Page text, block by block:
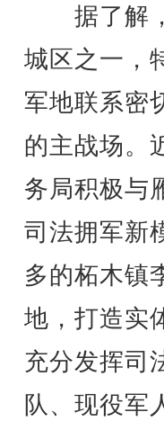
据了解，
城区之一，
军地联系密
的主战场。
务局积极与
司法拥军新
多的柘木镇
地，打造实
充分发挥司
队、现役军